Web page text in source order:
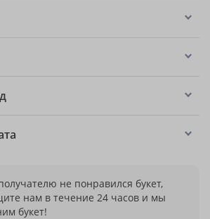
не понравился букет,
нам в течение 24 часов и мы
букет!